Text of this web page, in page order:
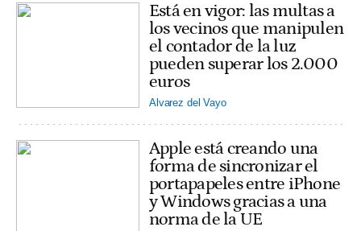
Está en vigor: las multas a
los vecinos que manipulen
el contador de la luz
pueden superar los 2.000
euros
Alvarez del Vayo
Apple está creando una
forma de sincronizar el
portapapeles entre iPhone
y Windows gracias a una
norma de la UE